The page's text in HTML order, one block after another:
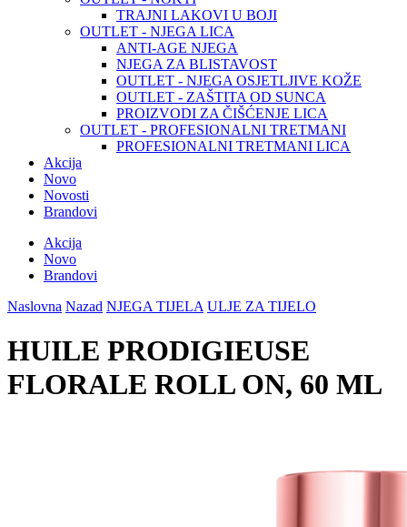
TRAJNI LAKOVI U BOJI
OUTLET - NJEGA LICA
ANTI-AGE NJEGA
NJEGA ZA BLISTAVOST
OUTLET - NJEGA OSJETLJIVE KOŽE
OUTLET - ZAŠTITA OD SUNCA
PROIZVODI ZA ČIŠĆENJE LICA
OUTLET - PROFESIONALNI TRETMANI
PROFESIONALNI TRETMANI LICA
Akcija
Novo
Novosti
Brandovi
Akcija
Novo
Brandovi
Naslovna Nazad NJEGA TIJELA ULJE ZA TIJELO
HUILE PRODIGIEUSE
FLORALE ROLL ON, 60 ML